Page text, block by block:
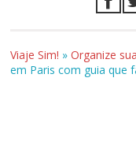
Viaje Sim! »Organize
em Paris com guia que